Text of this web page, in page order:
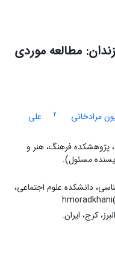
مطالعه موردی
مرادخانی 2
علی
فرهنگ، هنر و
مسئول).
دانشکده علوم اجتماعی،
کرج، ایران.